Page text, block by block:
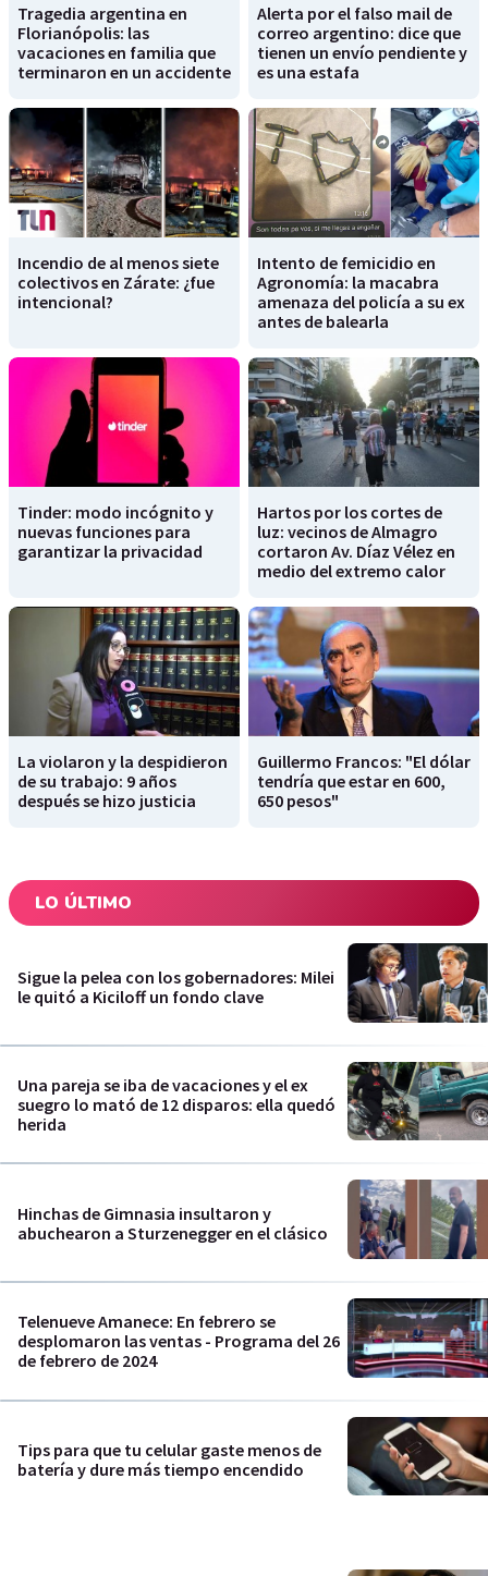
Tragedia argentina en
Florianópolis: las
vacaciones en familia que
terminaron en un accidente
Alerta por el falso mail de
correo argentino: dice que
tienen un envío pendiente y
es una estafa
Incendio de al menos siete
colectivos en Zárate: ¿fue
intencional?
Intento de femicidio en
Agronomía: la macabra
amenaza del policía a su ex
antes de balearla
Tinder: modo incógnito y
nuevas funciones para
garantizar la privacidad
Hartos por los cortes de
luz: vecinos de Almagro
cortaron Av. Díaz Vélez en
medio del extremo calor
La violaron y la despidieron
de su trabajo: 9 años
después se hizo justicia
Guillermo Francos: "El dólar
tendría que estar en 600,
650 pesos"
LO ÚLTIMO
Sigue la pelea con los gobernadores: Milei
le quitó a Kiciloff un fondo clave
Una pareja se iba de vacaciones y el ex
suegro lo mató de 12 disparos: ella quedó
herida
Hinchas de Gimnasia insultaron y
abuchearon a Sturzenegger en el clásico
Telenueve Amanece: En febrero se
desplomaron las ventas - Programa del 26
de febrero de 2024
Tips para que tu celular gaste menos de
batería y dure más tiempo encendido